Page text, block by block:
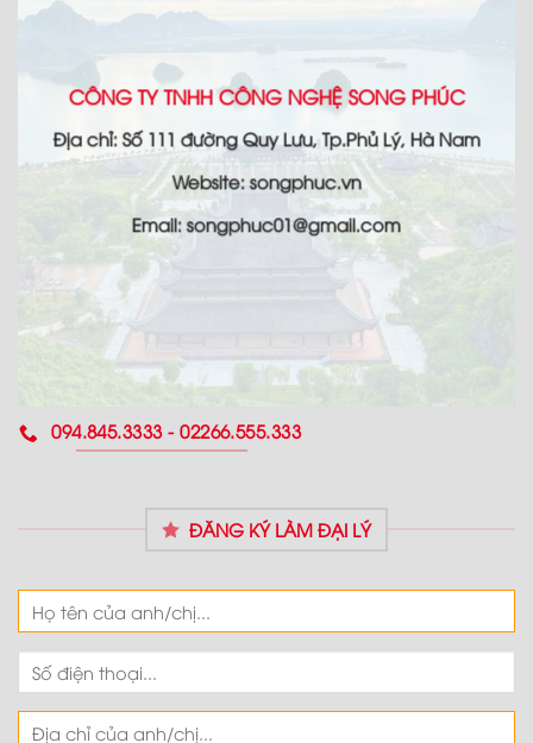
CÔNG TY TNHH CÔNG NGHỆ SONG PHÚC
Địa chỉ: Số 111 đường Quy Lưu, Tp.Phủ Lý, Hà Nam
Website: songphuc.vn
Email: songphuc01@gmail.com
094.845.3333 - 02266.555.333
ĐĂNG KÝ LÀM ĐẠI LÝ